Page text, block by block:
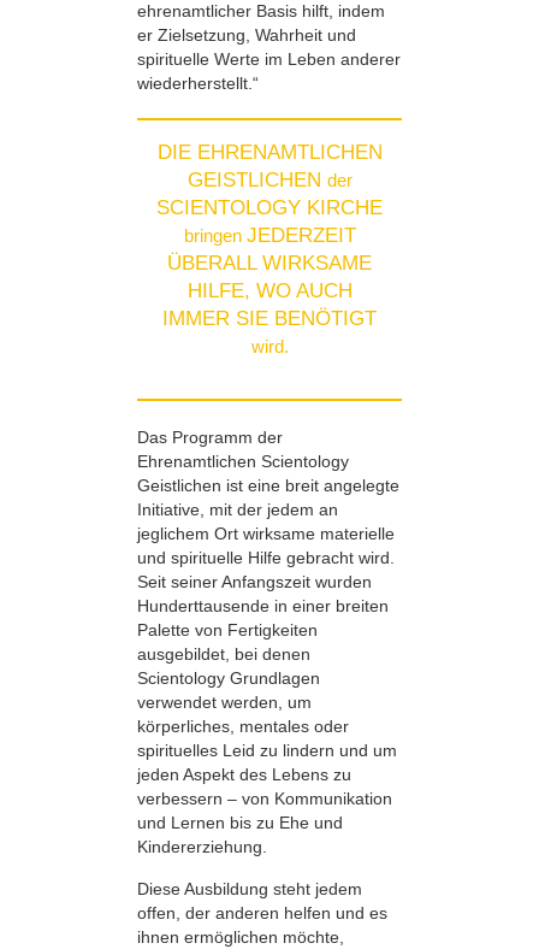
ehrenamtlicher Basis hilft, indem
er Zielsetzung, Wahrheit und
spirituelle Werte im Leben anderer
wiederherstellt.“
DIE EHRENAMTLICHEN
GEISTLICHEN der
SCIENTOLOGY KIRCHE
bringen JEDERZEIT
ÜBERALL WIRKSAME
HILFE, WO AUCH
IMMER SIE BENÖTIGT
wird.
Das Programm der
Ehrenamtlichen Scientology
Geistlichen ist eine breit angelegte
Initiative, mit der jedem an
jeglichem Ort wirksame materielle
und spirituelle Hilfe gebracht wird.
Seit seiner Anfangszeit wurden
Hunderttausende in einer breiten
Palette von Fertigkeiten
ausgebildet, bei denen
Scientology Grundlagen
verwendet werden, um
körperliches, mentales oder
spirituelles Leid zu lindern und um
jeden Aspekt des Lebens zu
verbessern – von Kommunikation
und Lernen bis zu Ehe und
Kindererziehung.
Diese Ausbildung steht jedem
offen, der anderen helfen und es
ihnen ermöglichen möchte,